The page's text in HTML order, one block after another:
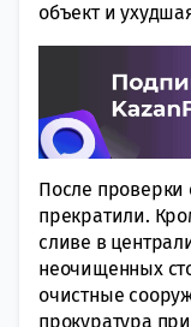
объект и
После проверки
прекратили.
сливе в
неочищенных
очистные
прокуратура